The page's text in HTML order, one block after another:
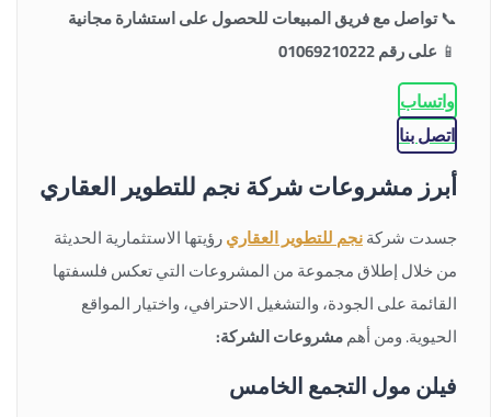
📞تواصل مع فريق المبيعات للحصول على استشارة مجانية
📱 على رقم 01069210222
واتساب
اتصل بنا
أبرز مشروعات شركة نجم للتطوير العقاري
جسدت شركةنجم للتطوير العقاريرؤيتها الاستثمارية الحديثة
من خلال إطلاق مجموعة من المشروعات التي تعكس فلسفتها
القائمة على الجودة، والتشغيل الاحترافي، واختيار المواقع
الحيوية. ومن أهممشروعات الشركة:
فيلن مول التجمع الخامس